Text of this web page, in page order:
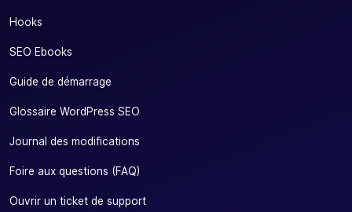
Hooks
SEO Ebooks
Guide de démarrage
Glossaire WordPress SEO
Journal des modifications
Foire aux questions (FAQ)
Ouvrir un ticket de support